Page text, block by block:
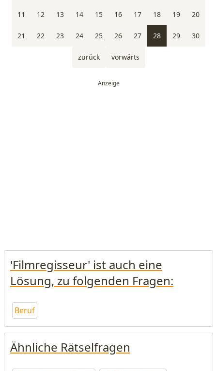
11 12 13 14 15 16 17 18 19 20
21 22 23 24 25 26 27 28 29 30
zurück vorwärts
'Filmregisseur' ist auch eine
Lösung, zu folgenden Fragen:
Beruf
Ähnliche Rätselfragen